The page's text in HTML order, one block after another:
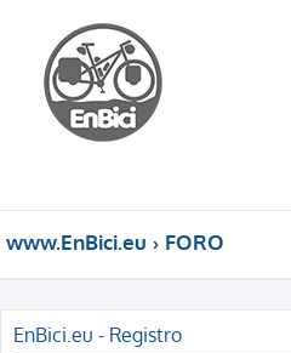
www.EnBici.eu FORO
EnBici.eu - Registro